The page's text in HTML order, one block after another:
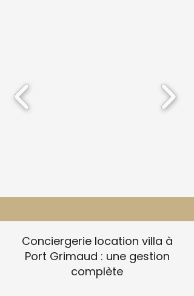
Conciergerie location villa à
Port Grimaud : une gestion
complète